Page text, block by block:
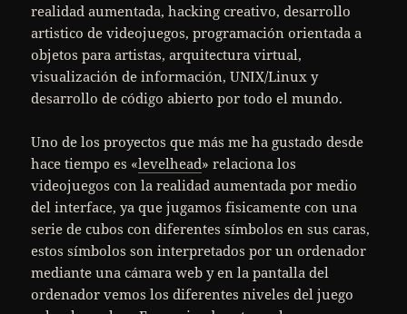
realidad aumentada, hacking creativo, desarrollo
artistico de videojuegos, programación orientada a
objetos para artistas, arquitectura virtual,
visualización de información, UNIX/Linux y
desarrollo de código abierto por todo el mundo.
Uno de los proyectos que más me ha gustado desde
hace tiempo es «levelhead» relaciona los
videojuegos con la realidad aumentada por medio
del interface, ya que jugamos fisicamente con una
serie de cubos con diferentes símbolos en sus caras,
estos símbolos son interpretados por un ordenador
mediante una cámara web y en la pantalla del
ordenador vemos los diferentes niveles del juego